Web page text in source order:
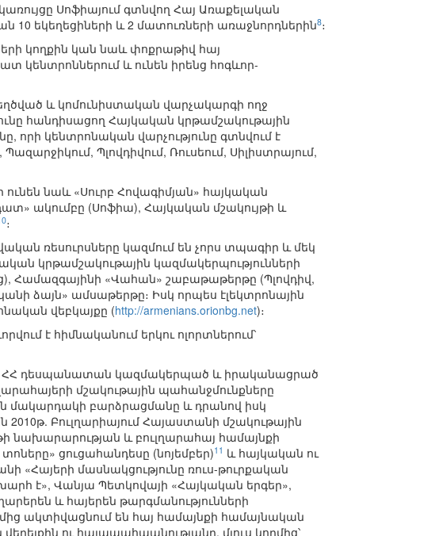
Սոֆիայում գտնվող Հայ Առաքելական
10 եկեղեցիների և 2 մատուռների առաջնորդներին8։
կողքին կան նաև փոքրաթիվ հայ
կենտրոններում և ունեն իրենց հոգևոր-
և կոմունիստական վարչակարգի ողջ
հանդիսացող Հայկական կրթամշակութային
որի կենտրոնական վարչությունը գտնվում է
Պլովդիվում, Ռուսեում, Սիլիստրայում,
ունեն նաև «Սուրբ Հովագիմյան» հայկական
ակումբը (Սոֆիա), Հայկական մշակույթի և
։
ռեսուրսները կազմում են չորս տպագիր և մեկ
կրթամշակութային կազմակերպությունների
Համազգայինի «Վահան» շաբաթաթերթը (Պլովդիվ,
ձայն» ամսաթերթը։ Իսկ որպես էլեկտրոնային
վեբկայքը (http://armenians.orionbg.net)։
է հիմնականում երկու ոլորտներում՝
և ՀՀ դեսպանատան կազմակերպած և իրականացրած
մշակութային պահանջմունքները
մակարդակի բարձրացմանը և դրանով իսկ
Բուլղարիայում Հայաստանի մշակութային
նախարարության և բուլղարահայ համայնքի
ցուցահանդեսը (նոյեմբեր)11 և հայկական ու
«Հայերի մասնակցությունը ռուս-թուրքական
է», Վանյա Պետկովայի «Հայկական երգեր»,
և հայերեն թարգմանությունների
ակտիվացնում են հայ համայնքի համայնական
ու հայապահպանությանը, մյուս կողմից՝